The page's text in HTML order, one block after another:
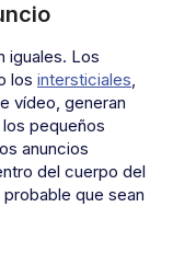
iguales. Los
los intersticiales,
vídeo, generan
pequeños
anuncios
del cuerpo del
que sean